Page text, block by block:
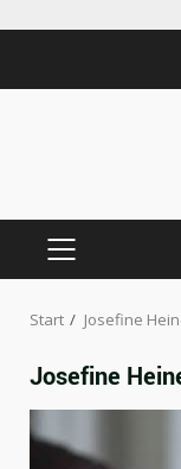
PRIMÄRES
Start Josefine
Josefine